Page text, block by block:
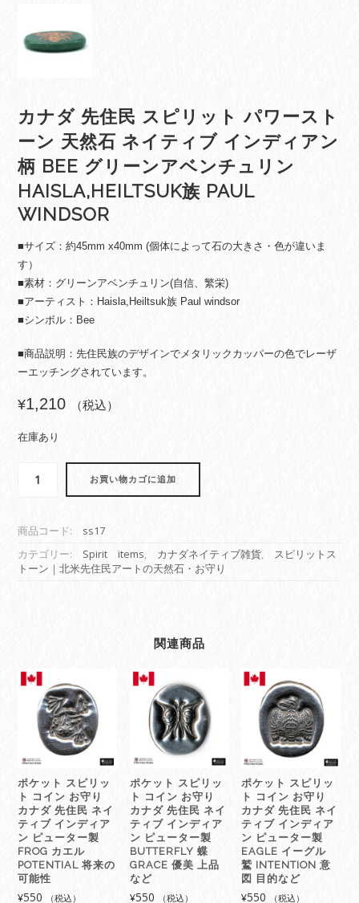
カナダ 先住民 スピリット パワースト
ーン 天然石 ネイティブ インディアン
柄 BEE グリーンアベンチュリン
HAISLA,HEILTSUK族 PAUL
WINDSOR
■サイズ：約45mm x40mm (個体によって石の大きさ・色が違いま
す）
■素材：グリーンアベンチュリン(自信、繁栄)
■アーティスト：Haisla,Heiltsuk族 Paul windsor
■シンボル：Bee
■商品説明：先住民族のデザインでメタリックカッパーの色でレーザ
ーエッチングされています。
¥1,210 （税込）
在庫あり
住
民
ス
ワ
ー
ン
然
石
ネ
イ
テ
ィ
ブ
お買い物カゴに追加
商品コード:
ss17
カテゴリー:
Spirit items, カナダネイティブ雑貨,
スピリットス
トーン｜北米先住民アートの天然石・お守り
関連商品
ポケット スピリッ
ト コイン お守り
カナダ 先住民 ネイ
ティブ インディア
ン ピューター製
FROG カエル
POTENTIAL 将来の
可能性
¥550 （税込）
ポケット スピリッ
ト コイン お守り
カナダ 先住民 ネイ
ティブ インディア
ン ピューター製
BUTTERFLY 蝶
GRACE 優美 上品
など
¥550 （税込）
ポケット スピリッ
ト コイン お守り
カナダ 先住民 ネイ
ティブ インディア
ン ピューター製
EAGLE イーグル
鷲 INTENTION 意
図 目的など
¥550 （税込）